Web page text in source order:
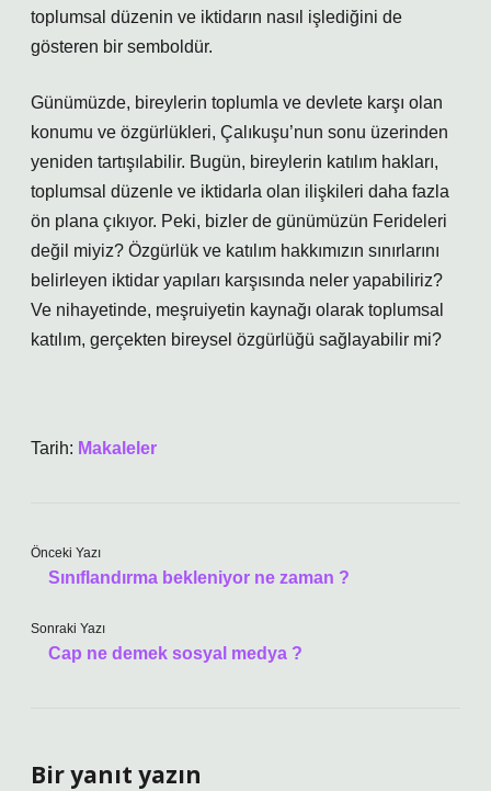
toplumsal düzenin ve iktidarın nasıl işlediğini de
gösteren bir semboldür.
Günümüzde, bireylerin toplumla ve devlete karşı olan
konumu ve özgürlükleri, Çalıkuşu’nun sonu üzerinden
yeniden tartışılabilir. Bugün, bireylerin katılım hakları,
toplumsal düzenle ve iktidarla olan ilişkileri daha fazla
ön plana çıkıyor. Peki, bizler de günümüzün Ferideleri
değil miyiz? Özgürlük ve katılım hakkımızın sınırlarını
belirleyen iktidar yapıları karşısında neler yapabiliriz?
Ve nihayetinde, meşruiyetin kaynağı olarak toplumsal
katılım, gerçekten bireysel özgürlüğü sağlayabilir mi?
Tarih: Makaleler
Önceki Yazı
Sınıflandırma bekleniyor ne zaman ?
Sonraki Yazı
Cap ne demek sosyal medya ?
Bir yanıt yazın